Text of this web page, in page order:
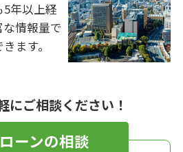
年以上経
情報量で
ます。
にご相談ください！
ーンの相談